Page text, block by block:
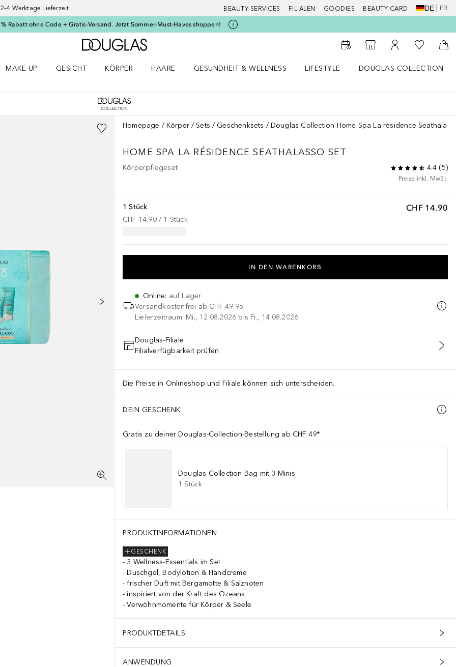
Werktage Lieferzeit BEAUTY SERVICES FILIALEN GOODIES BEAUTY CARD DE FR
% Rabatt ohne Code + Gratis-Versand. Jetzt Sommer-Must-Haves shoppen!
Zur Douglas Startseite
Zum Storefinder
Zu Meinem
Zu Meiner
MAKE-UP
GESICHT
KÖRPER
HAARE
GESUNDHEIT & WELLNESS
LIFESTYLE
DOUGLAS COLLECTION
Homepage Körper Sets Geschenksets Douglas Collection Home Spa La résidence
HOME SPA LA RÉSIDENCE SEATHALASSO SET
Körperpflegeset 4.4 (5)
Preise inkl. MwSt.
CHF 14.90
1 Stück
CHF 14.90 / 1 Stück
IN DEN WARENKORB
Online: auf Lager
Versandkostenfrei ab CHF 49.95
Lieferzeitraum: Mi., 12.08.2026 bis Fr., 14.08.2026
Douglas-Filiale
Filialverfügbarkeit prüfen
Die Preise in Onlineshop und Filiale können sich unterscheiden.
DEIN GESCHENK
Gratis zu deiner Douglas-Collection-Bestellung ab CHF 49*
Douglas Collection Bag mit 3 Minis
1 Stück
PRODUKTINFORMATIONEN
GESCHENK
3 Wellness-Essentials im Set
Duschgel, Bodylotion & Handcreme
frischer Duft mit Bergamotte & Salznoten
inspiriert von der Kraft des Ozeans
Verwöhnmomente für Körper & Seele
PRODUKTDETAILS
ANWENDUNG